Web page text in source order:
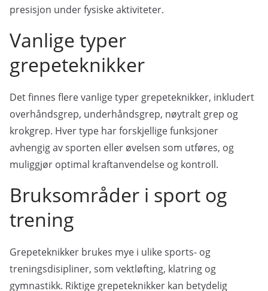
presisjon under fysiske aktiviteter.
Vanlige typer
grepeteknikker
Det finnes flere vanlige typer grepeteknikker, inkludert
overhåndsgrep, underhåndsgrep, nøytralt grep og
krokgrep. Hver type har forskjellige funksjoner
avhengig av sporten eller øvelsen som utføres, og
muliggjør optimal kraftanvendelse og kontroll.
Bruksområder i sport og
trening
Grepeteknikker brukes mye i ulike sports- og
treningsdisipliner, som vektløfting, klatring og
gymnastikk. Riktige grepeteknikker kan betydelig